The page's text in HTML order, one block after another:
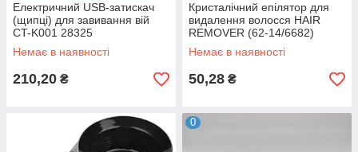
Електричний USB-затискач
(щипці) для завивання вій
CT-K001 28325
Немає в наявності
210,20 ₴
Кристалічний епілятор для
видалення волосся HAIR
REMOVER (62-14/6682)
Немає в наявності
50,28 ₴
0